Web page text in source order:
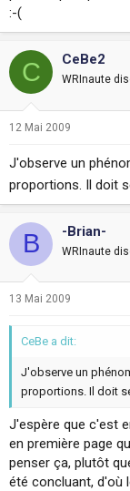
:-(
C CeBe2
WRInaute
12 Mai 2009
J'observe un
proportions. Il doit
B -Brian-
WRInaute
13 Mai 2009
CeBe a dit:
J'observe un
proportions. Il doit
J'espère que c'est
en première page
penser ça, plutôt
été concluant, d'où